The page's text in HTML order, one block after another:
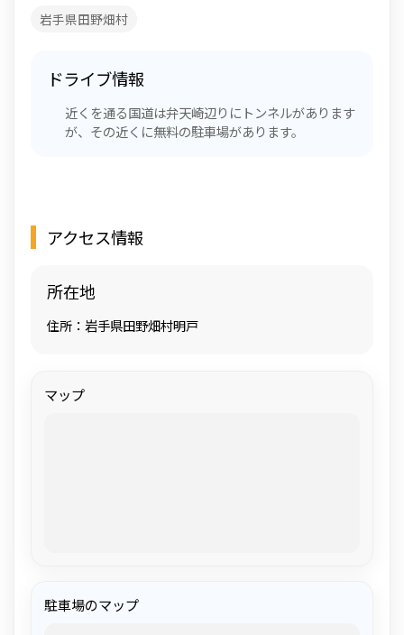
岩手県田野畑村
ドライブ情報
近くを通る国道は弁天崎辺りにトンネルがあります
が、その近くに無料の駐車場があります。
アクセス情報
所在地
住所：岩手県田野畑村明戸
マップ
駐車場のマップ